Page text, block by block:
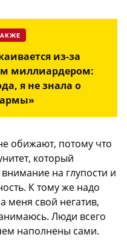
из-за
миллиардером:
я не знала о
обижают, потому что
который
на глупости и
К тому же надо
меня свой негатив,
Люди всего
наполнены сами.